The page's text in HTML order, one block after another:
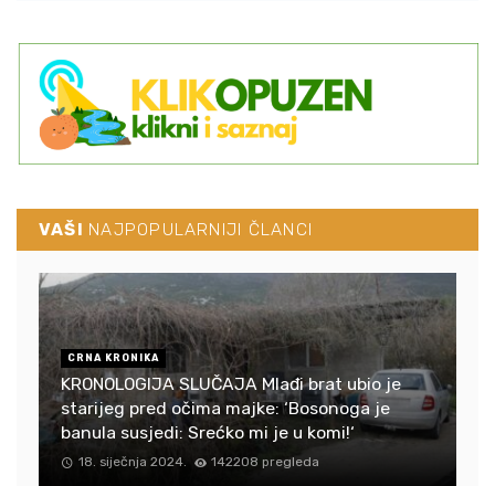
VAŠI NAJPOPULARNIJI ČLANCI
CRNA KRONIKA
KRONOLOGIJA SLUČAJA Mlađi brat ubio je
starijeg pred očima majke: ‘Bosonoga je
banula susjedi: Srećko mi je u komi!‘
18. siječnja 2024. 142208 pregleda